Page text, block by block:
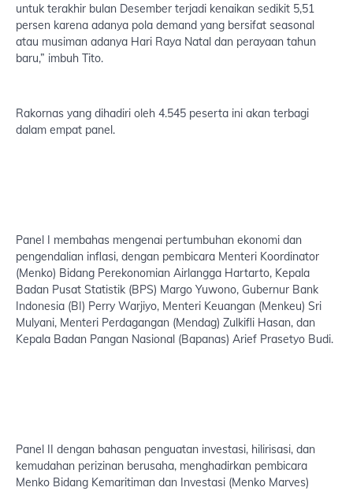
untuk terakhir bulan Desember terjadi kenaikan sedikit 5,51
persen karena adanya pola demand yang bersifat seasonal
atau musiman adanya Hari Raya Natal dan perayaan tahun
baru,” imbuh Tito.
Rakornas yang dihadiri oleh 4.545 peserta ini akan terbagi
dalam empat panel.
Panel I membahas mengenai pertumbuhan ekonomi dan
pengendalian inflasi, dengan pembicara Menteri Koordinator
(Menko) Bidang Perekonomian Airlangga Hartarto, Kepala
Badan Pusat Statistik (BPS) Margo Yuwono, Gubernur Bank
Indonesia (BI) Perry Warjiyo, Menteri Keuangan (Menkeu) Sri
Mulyani, Menteri Perdagangan (Mendag) Zulkifli Hasan, dan
Kepala Badan Pangan Nasional (Bapanas) Arief Prasetyo Budi.
Panel II dengan bahasan penguatan investasi, hilirisasi, dan
kemudahan perizinan berusaha, menghadirkan pembicara
Menko Bidang Kemaritiman dan Investasi (Menko Marves)